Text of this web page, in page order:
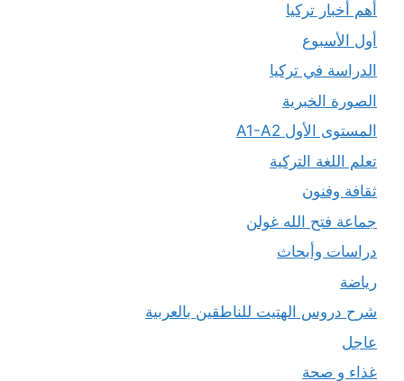
أهم أخبار تركيا
أول الأسبوع
الدراسة في تركيا
الصورة الخبرية
المستوى الأول A1-A2
تعلم اللغة التركية
ثقافة وفنون
جماعة فتح الله غولن
دراسات وأبحاث
رياضة
شرح دروس الهتيت للناطقين بالعربية
عاجل
غذاء و صحة